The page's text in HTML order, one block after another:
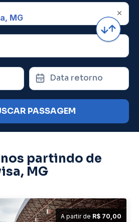
Data retorno
PASSAGEM
partindo de
MG
A partir de R$ 70,00